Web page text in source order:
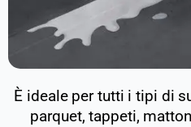
È ideale per tutti i tipi di
parquet, tappeti,